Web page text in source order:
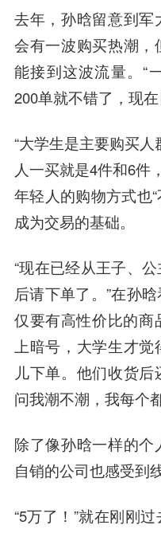
去年，孙晗留意到
会有一波购买热潮，
能接到这波流量。“
200单就不错了，现
“大学生是主要购买
人一买就是4件和6件
年轻人的购物方式也
成为交易的基础。
“现在已经从王子、
后请下单了。”在孙
仅要有高性价比的商
上暗号，大学生才
儿下单。他们收货
问我潮不潮，我每个
除了像孙晗一样的
自销的公司也感受到
“5万了！”就在刚刚